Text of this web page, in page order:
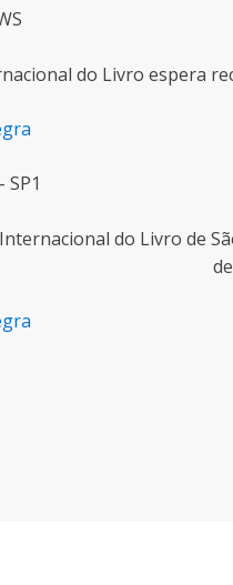
do Livro espera
SP1
do Livro de